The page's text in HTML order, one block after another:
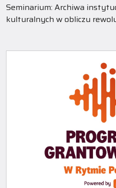
Seminarium: Archiwa
kulturalnych w obliczu